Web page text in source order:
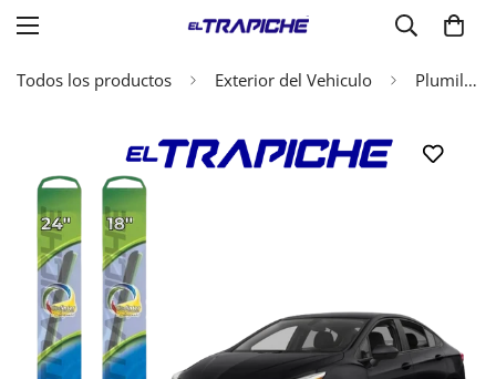
Todos los productos Exterior del Vehiculo Plumillas Chevrolet Cruze 2017 en adelante AeroMaster Extreme